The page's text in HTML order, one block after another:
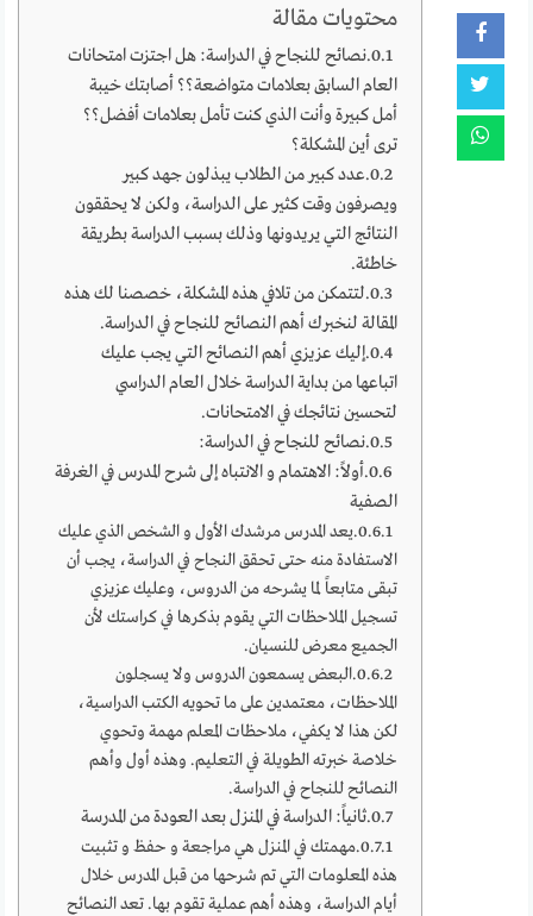
محتويات مقالة
نصائح للنجاح في الدراسة: هل اجتزت امتحانات
العام السابق بعلامات متواضعة؟؟ أصابتك خيبة
أمل كبيرة وأنت الذي كنت تأمل بعلامات أفضل؟؟
ترى أين المشكلة؟
عدد كبير من الطلاب يبذلون جهد كبير
ويصرفون وقت كثير على الدراسة، ولكن لا يحققون
النتائج التي يريدونها وذلك بسبب الدراسة بطريقة
خاطئة.
لتتمكن من تلافي هذه المشكلة، خصصنا لك هذه
المقالة لنخبرك أهم النصائح للنجاح في الدراسة.
إليك عزيزي أهم النصائح التي يجب عليك
اتباعها من بداية الدراسة خلال العام الدراسي
لتحسين نتائجك في الامتحانات.
نصائح للنجاح في الدراسة:
أولاً: الاهتمام و الانتباه إلى شرح المدرس في الغرفة
الصفية
يعد المدرس مرشدك الأول و الشخص الذي عليك
الاستفادة منه حتى تحقق النجاح في الدراسة، يجب أن
تبقى متابعاً لما يشرحه من الدروس، وعليك عزيزي
تسجيل الملاحظات التي يقوم بذكرها في كراستك لأن
الجميع معرض للنسيان.
البعض يسمعون الدروس ولا يسجلون
الملاحظات، معتمدين على ما تحويه الكتب الدراسية،
لكن هذا لا يكفي، ملاحظات المعلم مهمة وتحوي
خلاصة خبرته الطويلة في التعليم. وهذه أول وأهم
النصائح للنجاح في الدراسة.
ثانياً: الدراسة في المنزل بعد العودة من المدرسة
مهمتك في المنزل هي مراجعة و حفظ و تثبيت
هذه المعلومات التي تم شرحها من قبل المدرس خلال
أيام الدراسة، وهذه أهم عملية تقوم بها. تعد النصائح